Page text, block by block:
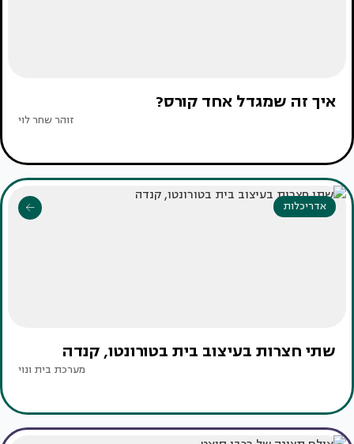
איך זה שמגדל אחד קורס?
זוהר שחר לוי
אדריכלות
שתי חצרות בעיצוב בית בטורונטו, קנדה
מערכת בית ונוי